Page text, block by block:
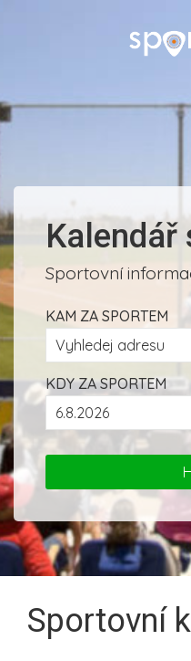
Kalendář
Sportovní
KAM ZA SPORTEM
KDY ZA SPORTEM
Sportovní